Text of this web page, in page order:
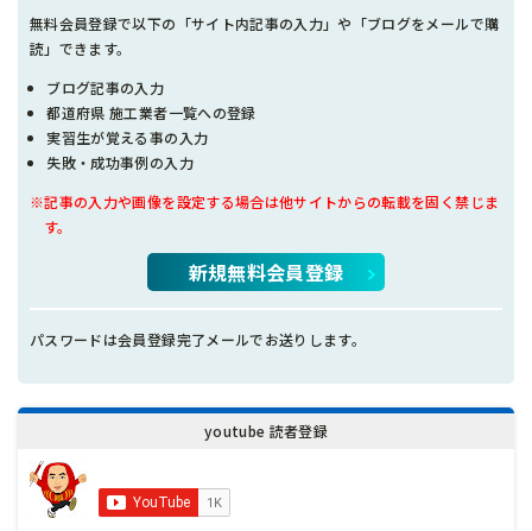
無料会員登録で以下の「サイト内記事の入力」や「ブログをメールで購
読」できます。
ブログ記事の入力
都道府県 施工業者一覧への登録
実習生が覚える事の入力
失敗・成功事例の入力
※記事の入力や画像を設定する場合は他サイトからの転載を固く禁じま
す。
新規無料会員登録
パスワードは会員登録完了メールでお送りします。
youtube 読者登録